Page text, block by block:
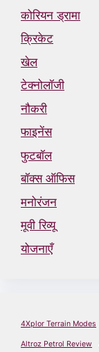
कोरियन ड्रामा
क्रिकेट
खेल
टेक्नोलॉजी
नौकरी
फाइनेंस
फुटबॉल
बॉक्स ऑफिस
मनोरंजन
मूवी रिव्यू
योजनाएँ
4Xplor Terrain Modes
Altroz Petrol Review